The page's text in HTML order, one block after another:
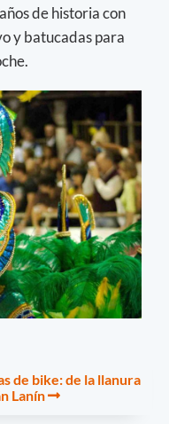
de historia con
y batucadas para
de bike: de la llanura
Lanín